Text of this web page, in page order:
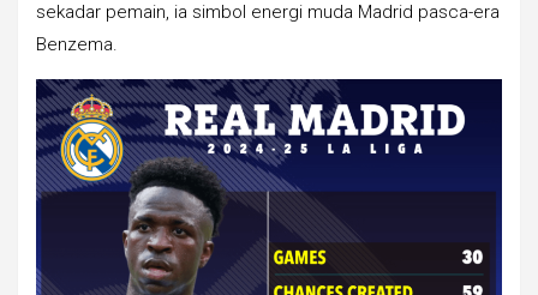
sekadar pemain, ia simbol energi muda Madrid pasca-era
Benzema.